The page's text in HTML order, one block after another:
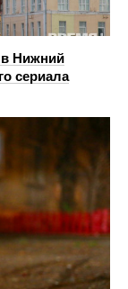
в Нижний
сериала